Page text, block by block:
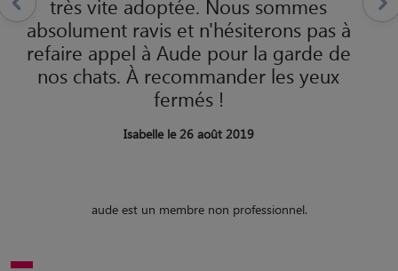
très vite adoptée. Nous sommes
absolument ravis et n'hésiterons pas à
refaire appel à Aude pour la garde de
nos chats. À recommander les yeux
fermés !
Isabelle le 26 août 2019
aude est un membre non professionnel.